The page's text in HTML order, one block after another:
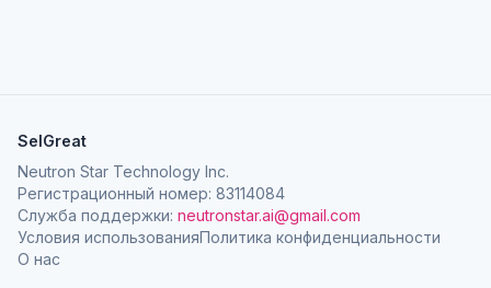
SelGreat
Neutron Star Technology Inc.
Регистрационный номер: 83114084
Служба поддержки: neutronstar.ai@gmail.com
Условия использованияПолитика конфиденциальности
О нас